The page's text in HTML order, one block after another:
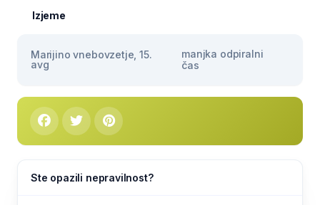
Izjeme
Marijino vnebovzetje, 15.
avg
manjka odpiralni
čas
Ste opazili nepravilnost?